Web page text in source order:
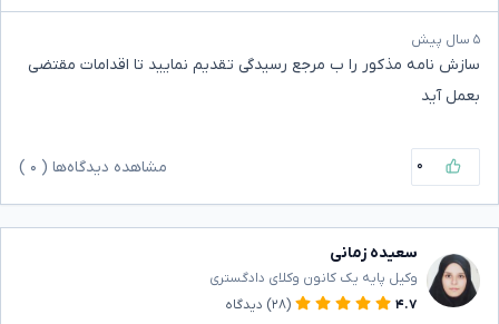
۵ سال پیش
سازش نامه مذکور را ب مرجع رسیدگی تقدیم نمایید تا اقدامات مقتضی
بعمل آید
۰ مشاهده دیدگاه‌ها ( ۰
سعیده زمانی
وکیل پایه یک کانون وکلای دادگستری
۴.۷
(۲۸) دیدگاه